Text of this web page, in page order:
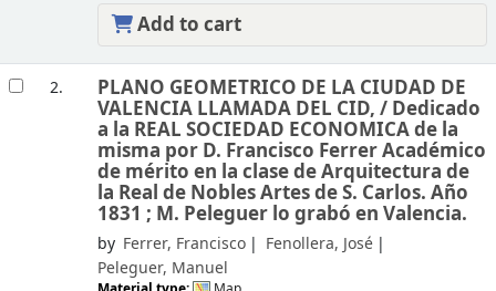
Add to cart
2. PLANO GEOMETRICO DE LA CIUDAD DE
VALENCIA LLAMADA DEL CID, / Dedicado
a la REAL SOCIEDAD ECONOMICA de la
misma por D. Francisco Ferrer Académico
de mérito en la clase de Arquitectura de
la Real de Nobles Artes de S. Carlos. Año
1831 ; M. Peleguer lo grabó en Valencia.
by Ferrer, Francisco
Fenollera, José
Peleguer, Manuel